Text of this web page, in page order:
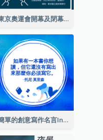
東京奧運會開幕及閉幕式Instagram帖子
簡單的創意寫作名言Instagram帖子